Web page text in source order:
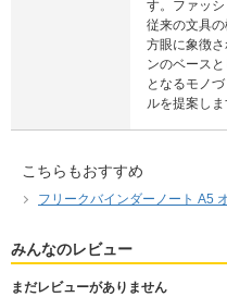
す。ファッシ
従来の文具
方眼に象徴
ンのベース
となるモノ
ルを提案しま
こちらもおすすめ
フリークバインダーノート A5
みんなのレビュー
まだレビューがありません